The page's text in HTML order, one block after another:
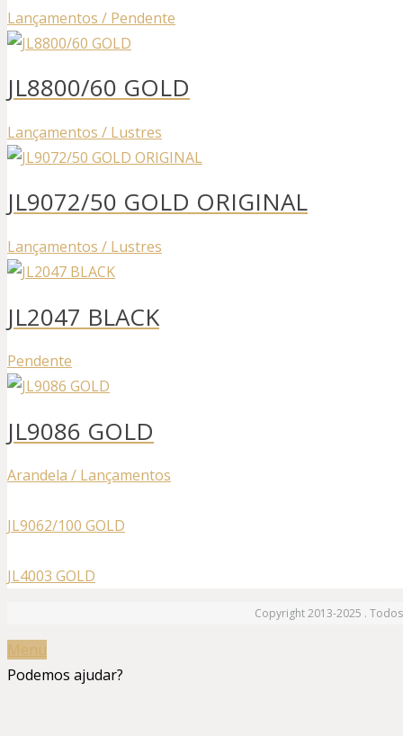
Lançamentos / Pendente
JL8800/60 GOLD
Lançamentos / Lustres
JL9072/50 GOLD ORIGINAL
Lançamentos / Lustres
JL2047 BLACK
Pendente
JL9086 GOLD
Arandela / Lançamentos
JL9062/100 GOLD
JL4003 GOLD
Copyright 2013-2025 .
Menu
Podemos ajudar?